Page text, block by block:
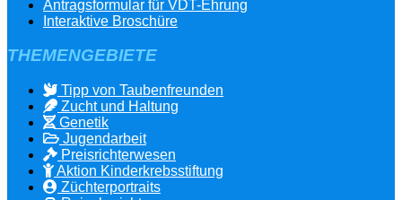
Antragsformular für VDT-Ehrung
Interaktive Broschüre
THEMENGEBIETE
Tipp von Taubenfreunden
Zucht und Haltung
Genetik
Jugendarbeit
Preisrichterwesen
Aktion Kinderkrebsstiftung
Züchterportraits